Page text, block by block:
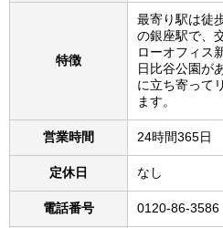
特徴
最寄り駅は徒
の銀座駅で、
ローオフィス
日比谷公園が
に立ち寄って
ます。
営業時間 24時間365日
定休日 なし
電話番号 0120-86-3586